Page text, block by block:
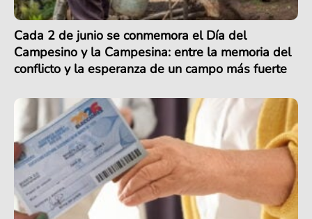
Cada 2 de junio se conmemora el Día del
Campesino y la Campesina: entre la memoria del
conflicto y la esperanza de un campo más fuerte